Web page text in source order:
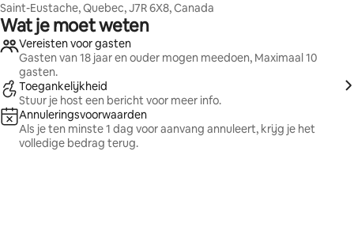
Saint-Eustache, Quebec, J7R 6X8, Canada
Wat je moet weten
Vereisten voor gasten
Gasten van 18 jaar en ouder mogen meedoen, Maximaal 10
gasten.
Toegankelijkheid
Stuur je host een bericht voor meer info.
Annuleringsvoorwaarden
Als je ten minste 1 dag voor aanvang annuleert, krijg je het
volledige bedrag terug.